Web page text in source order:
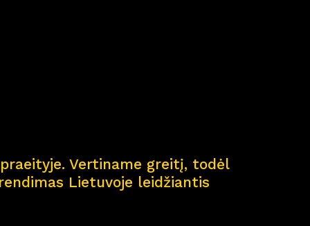
Vertiname greitį, todėl
Lietuvoje leidžiantis